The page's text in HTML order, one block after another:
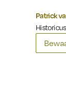
Patrick